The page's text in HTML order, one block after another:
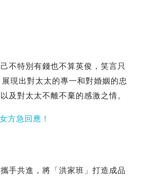
不特別有錢也不算英俊，笑言只
現出對太太的專一和對婚姻的忠
及對太太不離不棄的感激之情。
方急回應！
手共進，將「洪家班」打造成品